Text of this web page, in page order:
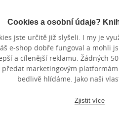
PŘIDEJTE SVÉ
Přidat
Cookies a osobní údaje?
jste určitě již slyšeli. I my je
e-shop dobře fungoval a mohli
a cílenější reklamu. Žádných
předat marketingovým
bedlivě hlídáme. Jako naši
Zjistit více